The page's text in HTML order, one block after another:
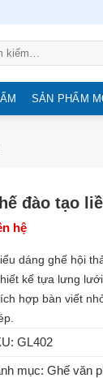
SẢN PHẨM
đào tạo
hệ
dáng ghế hội
kế tựa lưng
hợp bàn viết
GL402
mục:Ghế văn